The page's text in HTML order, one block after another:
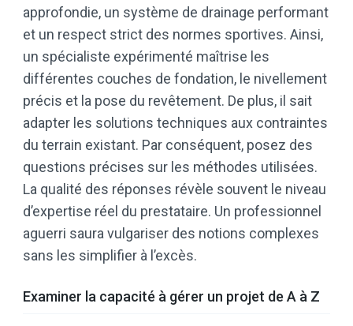
approfondie, un système de drainage performant
et un respect strict des normes sportives. Ainsi,
un spécialiste expérimenté maîtrise les
différentes couches de fondation, le nivellement
précis et la pose du revêtement. De plus, il sait
adapter les solutions techniques aux contraintes
du terrain existant. Par conséquent, posez des
questions précises sur les méthodes utilisées.
La qualité des réponses révèle souvent le niveau
d’expertise réel du prestataire. Un professionnel
aguerri saura vulgariser des notions complexes
sans les simplifier à l’excès.
Examiner la capacité à gérer un projet de A à Z